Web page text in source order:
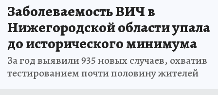
Заболеваемость ВИЧ в
Нижегородской области упала
до исторического минимума
За год выявили 935 новых случаев, охватив
тестированием почти половину жителей